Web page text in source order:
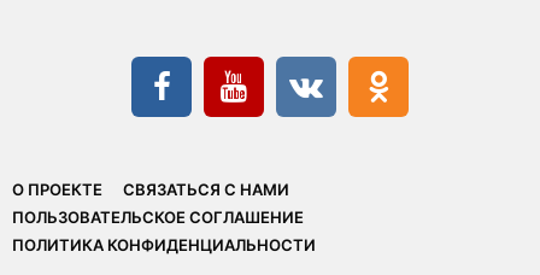
О ПРОЕКТЕ
СВЯЗАТЬСЯ С НАМИ
ПОЛЬЗОВАТЕЛЬСКОЕ СОГЛАШЕНИЕ
ПОЛИТИКА КОНФИДЕНЦИАЛЬНОСТИ